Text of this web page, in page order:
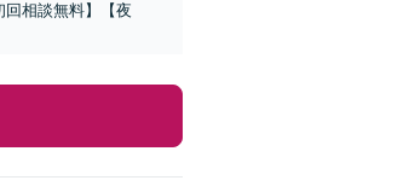
相談無料】【夜